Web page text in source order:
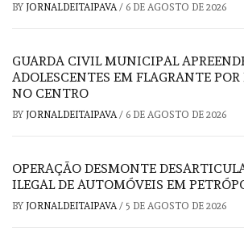
BY JORNALDEITAIPAVA/ 6 DE AGOSTO DE 2026
GUARDA CIVIL MUNICIPAL
ADOLESCENTES EM FLAGRANTE POR
NO CENTRO
BY JORNALDEITAIPAVA/ 6 DE AGOSTO DE 2026
OPERAÇÃO DESMONTE
ILEGAL DE AUTOMÓVEIS EM
BY JORNALDEITAIPAVA/ 5 DE AGOSTO DE 2026